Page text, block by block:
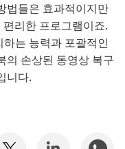
법들은 효과적이지만
리한 프로그램이죠.
는 능력과 포괄적인
의 손상된 동영상 복구
니다.